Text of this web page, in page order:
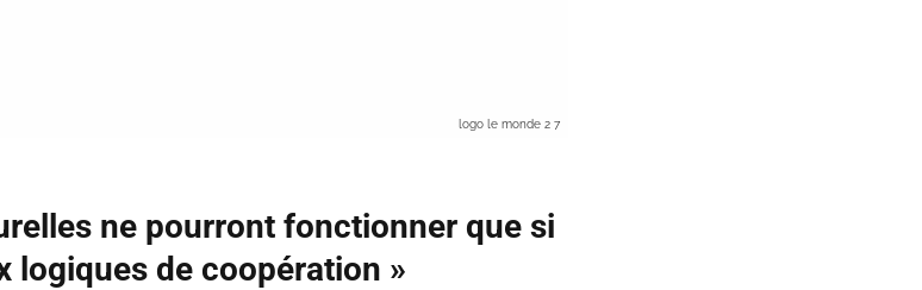
logo le monde 2 7
ne pourront fonctionner que si
logiques de coopération »